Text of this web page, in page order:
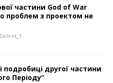
частини God of War
проблем з проектом не
Zadrot_1
подробиці другої частини
Періоду”